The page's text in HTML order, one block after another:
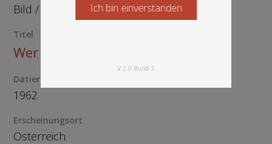
Ich bin einverstanden
Starten Sie jetzt
V 2.0 Build 3
Bild/ Ephemera
Titel
Wer hat hier abgebissen ?
Datierung
1962
Erscheinungsort
Österreich